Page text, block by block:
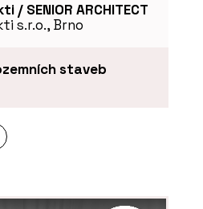
SENIOR ARCHITECT
s.r.o., Brno
staveb